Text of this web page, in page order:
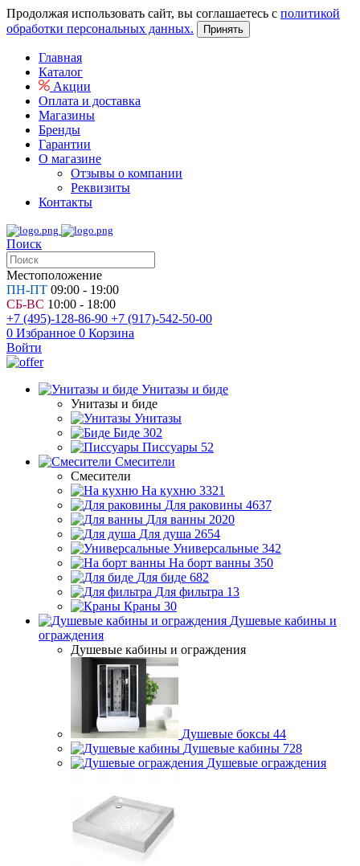
Продолжая использовать сайт, вы соглашаетесь с политикой
обработки персональных данных.
Принять
Главная
Каталог
Акции
Оплата и доставка
Магазины
Бренды
Гарантии
О магазине
Отзывы о компании
Реквизиты
Контакты
Поиск
Местоположение
ПН-ПТ 09:00 - 19:00
СБ-ВС 10:00 - 18:00
+7 (495)-128-86-90 +7 (917)-542-50-00
0 Избранное 0 Корзина
Войти
Унитазы и биде
Унитазы и биде
Унитазы
Биде 302
Писсуары 52
Смесители
Смесители
На кухню 3321
Для раковины 4637
Для ванны 2020
Для душа 2654
Универсальные 342
На борт ванны 350
Для биде 682
Для фильтра 13
Краны 30
Душевые кабины и
ограждения
Душевые кабины и ограждения
Душевые боксы 44
Душевые кабины 728
Душевые ограждения